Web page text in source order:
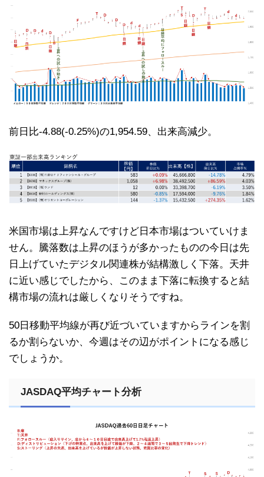
前日比-4.88(-0.25%)の1,954.59、出来高減少。
米国市場は上昇なんですけど日本市場はついていけま
せん。騰落数は上昇のほうが多かったものの今日は先
日上げていたデジタル関連株が結構激しく下落。天井
に近い感じでしたから、このまま下落に転換すると結
構市場の流れは厳しくなりそうですね。
50日移動平均線が再び近づいていますからラインを割
るか割らないか、今週はその辺がポイントになる感じ
でしょうか。
JASDAQ平均チャート分析